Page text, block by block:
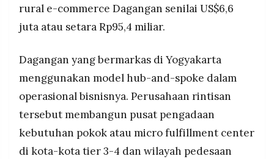
rural e-commerce Dagangan senilai US$6,6
juta atau setara Rp95,4 miliar.
Dagangan yang bermarkas di Yogyakarta
menggunakan model hub-and-spoke dalam
operasional bisnisnya. Perusahaan rintisan
tersebut membangun pusat pengadaan
kebutuhan pokok atau micro fulfillment center
di kota-kota tier 3-4 dan wilayah pedesaan